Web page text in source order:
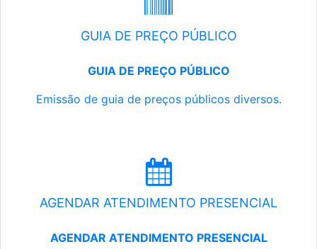
GUIA DE PREÇO PÚBLICO
GUIA DE PREÇO PÚBLICO
Emissão de guia de preços públicos diversos.
AGENDAR ATENDIMENTO PRESENCIAL
AGENDAR ATENDIMENTO PRESENCIAL